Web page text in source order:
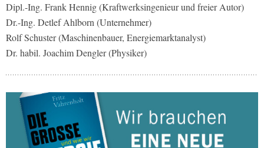
Dipl.-Ing. Frank Hennig (Kraftwerksingenieur und freier Autor)
Dr.-Ing. Detlef Ahlborn (Unternehmer)
Rolf Schuster (Maschinenbauer, Energiemarktanalyst)
Dr. habil. Joachim Dengler (Physiker)